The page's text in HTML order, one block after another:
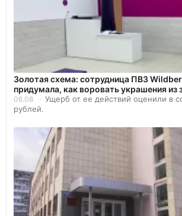
Золотая схема: сотрудница ПВЗ
придумала, как воровать украшения из
06.08
Ущерб от ее действий оценили в
рублей.